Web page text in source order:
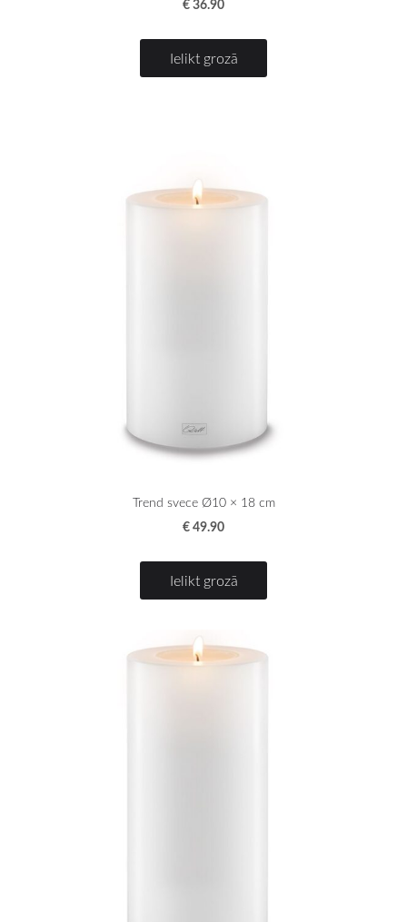
Ielikt grozā
Trend svece Ø10 × 18 cm
€ 49.90
Ielikt grozā